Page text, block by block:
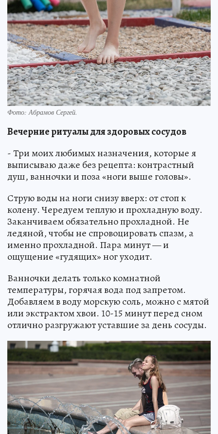
Фото: Абрамов Сергей.
Вечерние ритуалы для здоровых сосудов
- Три моих любимых назначения, которые я
выписываю даже без рецепта: контрастный
душ, ванночки и поза «ноги выше головы».
Струю воды на ноги снизу вверх: от стоп к
колену. Чередуем теплую и прохладную воду.
Заканчиваем обязательно прохладной. Не
ледяной, чтобы не спровоцировать спазм, а
именно прохладной. Пара минут — и
ощущение «гудящих» ног уходит.
Ванночки делать только комнатной
температуры, горячая вода под запретом.
Добавляем в воду морскую соль, можно с мятой
или экстрактом хвои. 10-15 минут перед сном
отлично разгружают уставшие за день сосуды.